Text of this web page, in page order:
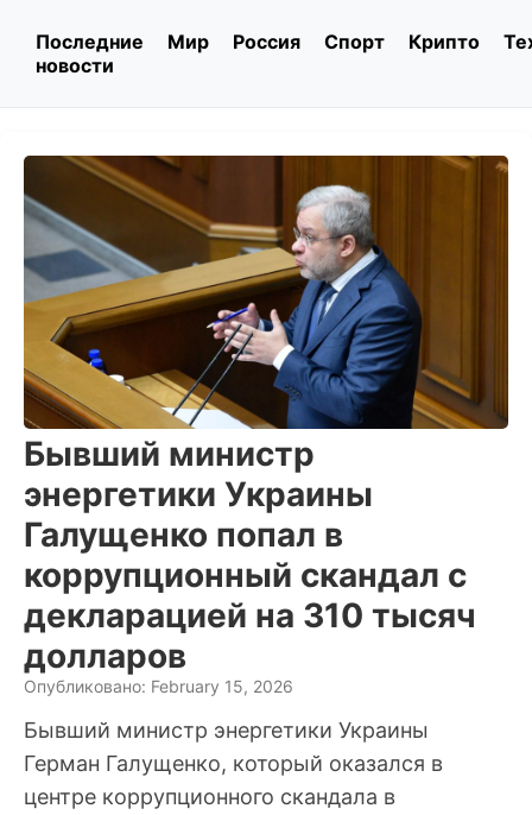
Последние
новости
Мир Россия Спорт Крипто
Бывший министр
энергетики Украины
Галущенко попал в
коррупционный скандал с
декларацией на 310 тысяч
долларов
Опубликовано: February 15, 2026
Бывший министр энергетики Украины
Герман Галущенко, который оказался в
центре коррупционного скандала в